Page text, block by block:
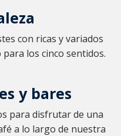
con ricas y variados
los cinco sentidos.
y bares
para disfrutar de una
a lo largo de nuestra